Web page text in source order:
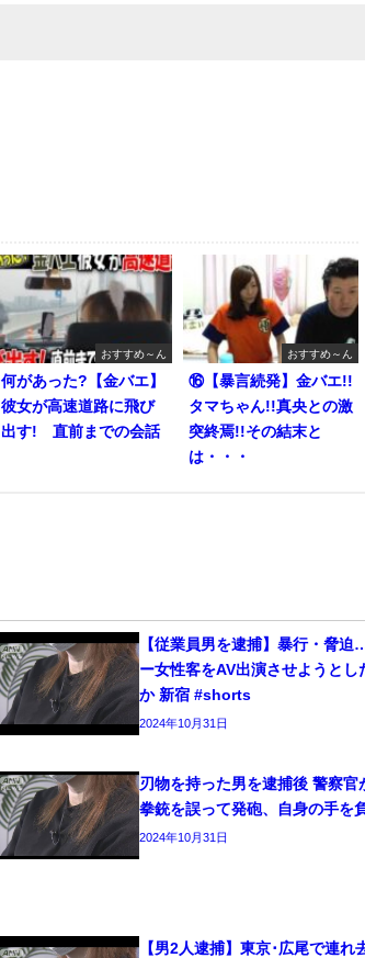
おすすめ～ん
何があった?【金バエ】
彼女が高速道路に飛び
出す! 直前までの会話
おすすめ～ん
⑯【暴言続発】金バエ!!
タマちゃん!!真央との激
突終焉!!その結末と
は・・・
【従業員男を逮捕】暴行・脅迫
ー女性客をAV出演させようとし
か 新宿 #shorts
2024年10月31日
刃物を持った男を逮捕後 警察官
拳銃を誤って発砲、自身の手を
2024年10月31日
【男2人逮捕】東京･広尾で連れ